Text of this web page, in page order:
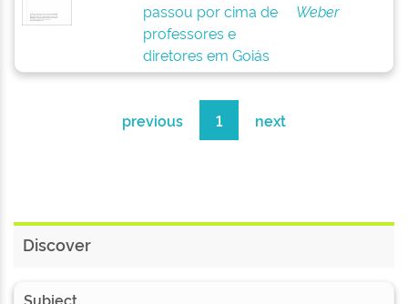
passou por cima de
professores e
diretores em Goiás
Weber
previous 1 next
Discover
Subject